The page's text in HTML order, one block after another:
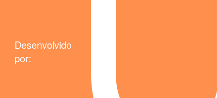
Desenvolvido
por: